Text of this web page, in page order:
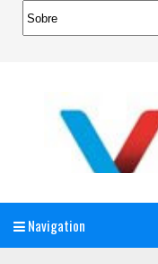
Navigation